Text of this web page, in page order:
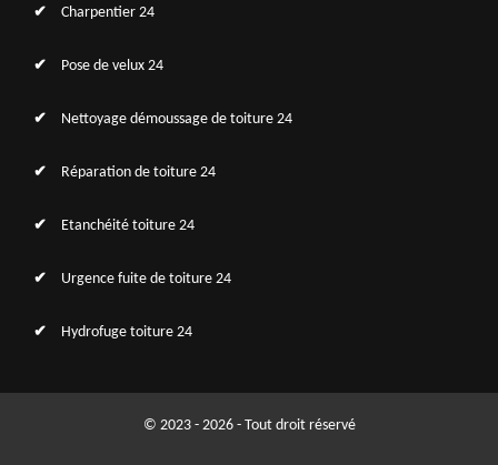
Charpentier 24
Pose de velux 24
Nettoyage démoussage de toiture 24
Réparation de toiture 24
Etanchéité toiture 24
Urgence fuite de toiture 24
Hydrofuge toiture 24
© 2023 - 2026 - Tout droit réservé